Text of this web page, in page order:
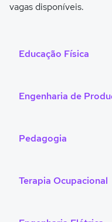
vagas disponíveis.
Educação Física
Engenharia de
Pedagogia
Terapia Ocupacional